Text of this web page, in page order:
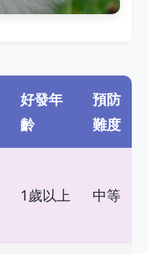
好發年
齡
預防
難度
1歲以上 中等